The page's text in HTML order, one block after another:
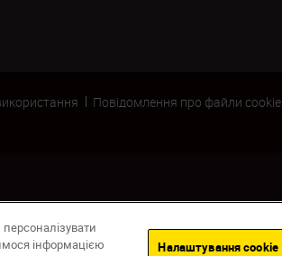
Повідомлення про файли cookie
інформацією
Налаштування cookie